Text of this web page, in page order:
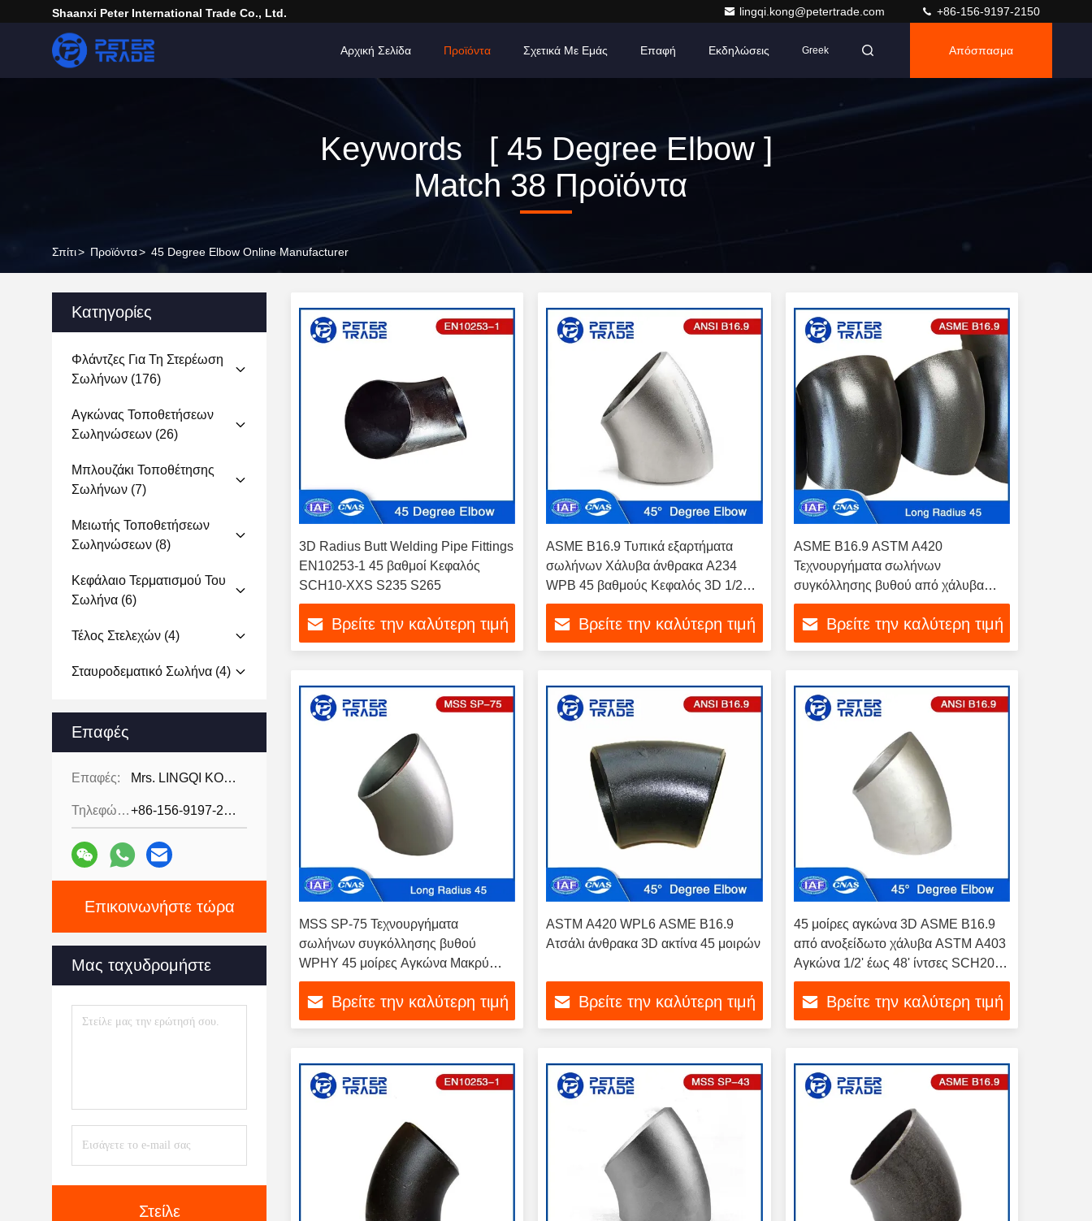
Shaanxi Peter International Trade Co., Ltd. lingqi.kong@petertrade.com +86-156-9197-2150
Αρχική Σελίδα Προϊόντα Σχετικά Με Εμάς Επαφή Εκδηλώσεις Greek Απόσπασμα
Keywords [ 45 Degree Elbow ]
Match 38 Προϊόντα
Σπίτι> Προϊόντα> 45 Degree Elbow Online Manufacturer
Κατηγορίες
Φλάντζες Για Τη Στερέωση
Σωλήνων (176)
Αγκώνας Τοποθετήσεων
Σωληνώσεων (26)
Μπλουζάκι Τοποθέτησης
Σωλήνων (7)
Μειωτής Τοποθετήσεων
Σωληνώσεων (8)
Κεφάλαιο Τερματισμού Του
Σωλήνα (6)
Τέλος Στελεχών (4)
Σταυροδεματικό Σωλήνα (4)
Επαφές
Επαφές: Mrs. LINGQI KONG
Τηλεφώνημα: +86-156-9197-2150
Επικοινωνήστε τώρα
Μας ταχυδρομήστε
Στείλε
3D Radius Butt Welding Pipe Fittings
EN10253-1 45 βαθμοί Κεφαλός
SCH10-XXS S235 S265
Βρείτε την καλύτερη τιμή
ASME B16.9 Τυπικά εξαρτήματα
σωλήνων Χάλυβα άνθρακα A234
WPB 45 βαθμούς Κεφαλός 3D 1/2
ίντσες έως 48 ίντσες για πετρέλαιο
Βρείτε την καλύτερη τιμή
ASME B16.9 ASTM A420
Τεχνουργήματα σωλήνων
συγκόλλησης βυθού από χάλυβα
άνθρακα 45 βαθμών Κόντος Μακρυά
ακτίνα Κόντοι
Βρείτε την καλύτερη τιμή
MSS SP-75 Τεχνουργήματα
σωλήνων συγκόλλησης βυθού
WPHY 45 μοίρες Αγκώνα Μακρύ
ακτίνα NPS 16 έως NPS 60
Βρείτε την καλύτερη τιμή
ASTM A420 WPL6 ASME B16.9
Ατσάλι άνθρακα 3D ακτίνα 45 μοιρών
Βρείτε την καλύτερη τιμή
45 μοίρες αγκώνα 3D ASME B16.9
από ανοξείδωτο χάλυβα ASTM A403
Αγκώνα 1/2' έως 48' ίντσες SCH20
SCH40 SCH80
Βρείτε την καλύτερη τιμή